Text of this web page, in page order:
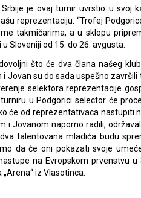
Srbije je ovaj turnir uvrstio u svoj
reprezentaciju. “Trofej
takmičarima, a u sklopu
Sloveniji od 15. do 26. avgusta.
što će dva člana našeg
i Jovan su do sada uspešno
selektora reprezentacije
u Podgorici selector će
će od reprezentativaca nastupiti
i Jovanom naporno radili,
talentovana mladića budu
da će oni pokazati svoje
na Evropskom prvenstvu
iz Vlasotinca.